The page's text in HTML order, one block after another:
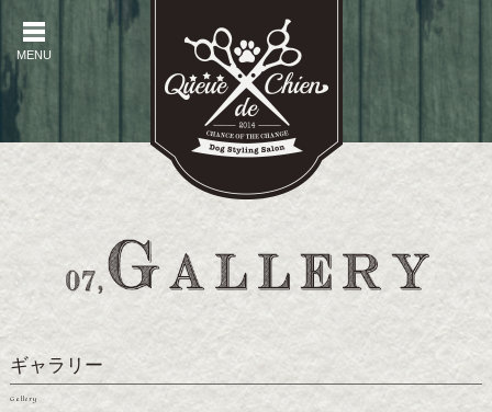
MENU
ギャラリー
Gallery